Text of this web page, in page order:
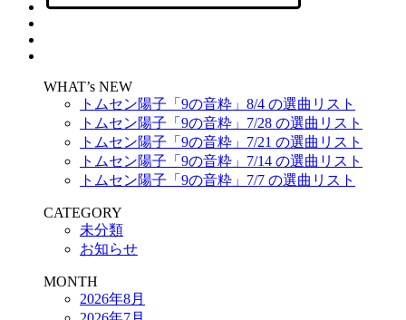
WHAT’s NEW
トムセン陽子「9の音粋」8/4 の選曲リスト
トムセン陽子「9の音粋」7/28 の選曲リスト
トムセン陽子「9の音粋」7/21 の選曲リスト
トムセン陽子「9の音粋」7/14 の選曲リスト
トムセン陽子「9の音粋」7/7 の選曲リスト
CATEGORY
未分類
お知らせ
MONTH
2026年8月